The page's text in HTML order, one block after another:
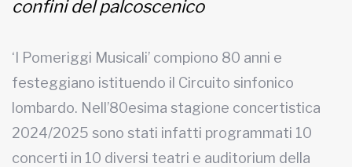
confini del palcoscenico
‘I Pomeriggi Musicali’ compiono 80 anni e
festeggiano istituendo il Circuito sinfonico
lombardo. Nell’80esima stagione concertistica
2024/2025 sono stati infatti programmati 10
concerti in 10 diversi teatri e auditorium della